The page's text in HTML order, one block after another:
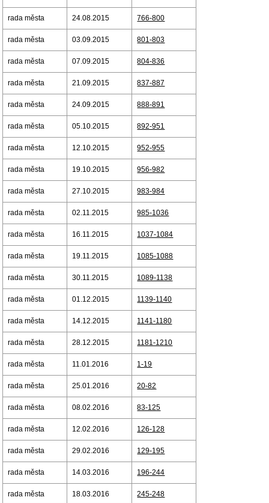
rada města 24.08.2015 766-800
rada města 03.09.2015 801-803
rada města 07.09.2015 804-836
rada města 21.09.2015 837-887
rada města 24.09.2015 888-891
rada města 05.10.2015 892-951
rada města 12.10.2015 952-955
rada města 19.10.2015 956-982
rada města 27.10.2015 983-984
rada města 02.11.2015 985-1036
rada města 16.11.2015 1037-1084
rada města 19.11.2015 1085-1088
rada města 30.11.2015 1089-1138
rada města 01.12.2015 1139-1140
rada města 14.12.2015 1141-1180
rada města 28.12.2015 1181-1210
rada města 11.01.2016 1-19
rada města 25.01.2016 20-82
rada města 08.02.2016 83-125
rada města 12.02.2016 126-128
rada města 29.02.2016 129-195
rada města 14.03.2016 196-244
rada města 18.03.2016 245-248